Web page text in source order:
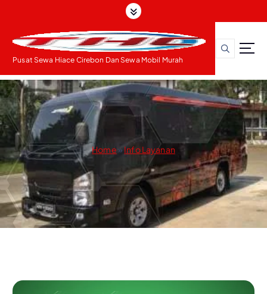
o
c
o
n
t
t
Pusat Sewa Hiace Cirebon Dan Sewa Mobil Murah
Home »Info Layanan